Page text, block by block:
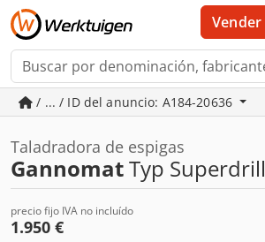
Vender
/ ... / ID del anuncio: A184-20636
Taladradora de espigas
GannomatTyp Superdrill
precio fijo IVA no incluído
1.950 €